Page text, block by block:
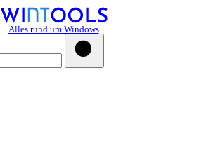
Alles rund um Windows